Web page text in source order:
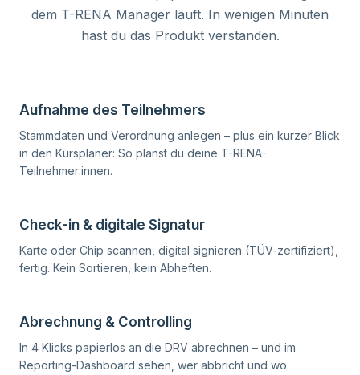
dem T-RENA Manager läuft. In wenigen Minuten
hast du das Produkt verstanden.
01
Aufnahme des Teilnehmers
Stammdaten und Verordnung anlegen – plus ein kurzer Blick
in den Kursplaner: So planst du deine T-RENA-
Teilnehmer:innen.
02
Video ansehen
Check-in & digitale Signatur
Karte oder Chip scannen, digital signieren (TÜV-zertifiziert),
fertig. Kein Sortieren, kein Abheften.
03
Video ansehen
Abrechnung & Controlling
In 4 Klicks papierlos an die DRV abrechnen – und im
Reporting-Dashboard sehen, wer abbricht und wo